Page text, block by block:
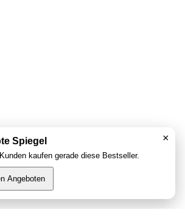
×
Spiegel
kaufen gerade diese Bestseller.
Angeboten